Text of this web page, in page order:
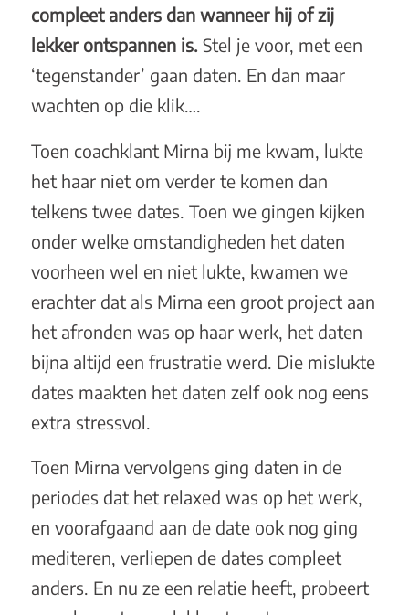
compleet anders dan wanneer hij of zij
lekker ontspannen is. Stel je voor, met een
‘tegenstander’ gaan daten. En dan maar
wachten op die klik….
Toen coachklant Mirna bij me kwam, lukte
het haar niet om verder te komen dan
telkens twee dates. Toen we gingen kijken
onder welke omstandigheden het daten
voorheen wel en niet lukte, kwamen we
erachter dat als Mirna een groot project aan
het afronden was op haar werk, het daten
bijna altijd een frustratie werd. Die mislukte
dates maakten het daten zelf ook nog eens
extra stressvol.
Toen Mirna vervolgens ging daten in de
periodes dat het relaxed was op het werk,
en voorafgaand aan de date ook nog ging
mediteren, verliepen de dates compleet
anders. En nu ze een relatie heeft, probeert